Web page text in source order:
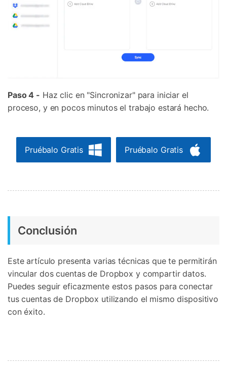
Paso 4 - Haz clic en "Sincronizar" para iniciar el
proceso, y en pocos minutos el trabajo estará hecho.
Pruébalo Gratis Pruébalo Gratis
Conclusión
Este artículo presenta varias técnicas que te permitirán
vincular dos cuentas de Dropbox y compartir datos.
Puedes seguir eficazmente estos pasos para conectar
tus cuentas de Dropbox utilizando el mismo dispositivo
con éxito.